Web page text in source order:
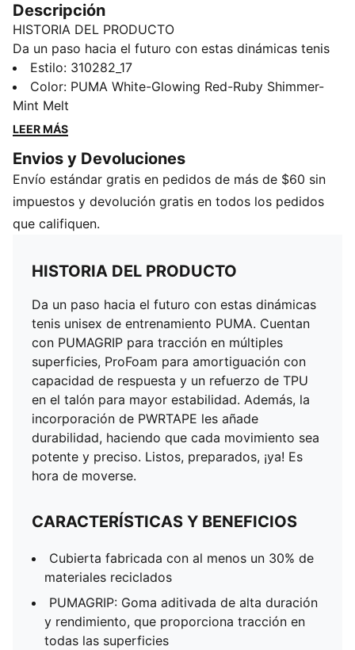
Descripción
HISTORIA DEL PRODUCTO
Da un paso hacia el futuro con estas dinámicas tenis
unisex de entrenamiento PUMA. Cuentan con
PUMAGRIP para tracción en múltiples superficies,
ProFoam para amortiguación con capacidad de
respuesta y un refuerzo de TPU en el talón para
PWRTAPE les añade durabilidad, haciendo que cada
movimiento sea potente y preciso. Listos, preparados,
¡ya! Es hora de moverse.
CARACTERÍSTICAS Y BENEFICIOS
PUMAGRIP: Goma aditivada de alta duración y
rendimiento, que proporciona tracción en todas las
superficies
PWRTAPE: Refuerzo focalizado en la cubierta, para
mayor soporte y durabilidad
DETALLES
Calce regular
Cubierta de material textil
Con cordones
Drop de talón a punta: 8mm
Producto recomendado para pies con pronación
neutra
Estilo: 310282_17
Color: PUMA White-Glowing Red-Ruby Shimmer-
Mint Melt
LEER MÁS
Envios y Devoluciones
Envío estándar gratis en pedidos de más de $60 sin
impuestos y devolución gratis en todos los pedidos
que califiquen.
HISTORIA DEL PRODUCTO
Da un paso hacia el futuro con estas dinámicas
tenis unisex de entrenamiento PUMA. Cuentan
con PUMAGRIP para tracción en múltiples
superficies, ProFoam para amortiguación con
capacidad de respuesta y un refuerzo de TPU
en el talón para mayor estabilidad. Además, la
incorporación de PWRTAPE les añade
durabilidad, haciendo que cada movimiento sea
potente y preciso. Listos, preparados, ¡ya! Es
hora de moverse.
CARACTERÍSTICAS Y BENEFICIOS
Cubierta fabricada con al menos un 30% de
materiales reciclados
PUMAGRIP: Goma aditivada de alta duración
y rendimiento, que proporciona tracción en
todas las superficies